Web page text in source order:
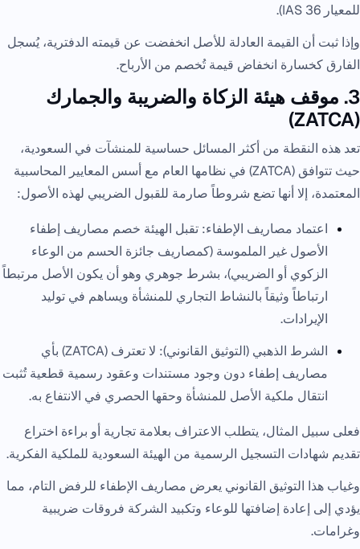
للمعيار IAS 36).
وإذا ثبت أن القيمة العادلة للأصل انخفضت عن قيمته الدفترية، يُسجل
الفارق كخسارة انخفاض قيمة تُخصم من الأرباح.
3. موقف هيئة الزكاة والضريبة والجمارك
(ZATCA)
تعد هذه النقطة من أكثر المسائل حساسية للمنشآت في السعودية،
حيث تتوافق (ZATCA) في نظامها العام مع أسس المعايير المحاسبية
المعتمدة، إلا أنها تضع شروطاً صارمة للقبول الضريبي لهذه الأصول:
اعتماد مصاريف الإطفاء: تقبل الهيئة خصم مصاريف إطفاء
الأصول غير الملموسة (كمصاريف جائزة الحسم من الوعاء
الزكوي أو الضريبي)، بشرط جوهري وهو أن يكون الأصل مرتبطاً
ارتباطاً وثيقاً بالنشاط التجاري للمنشأة ويساهم في توليد
الإيرادات.
الشرط الذهبي (التوثيق القانوني): لا تعترف (ZATCA) بأي
مصاريف إطفاء دون وجود مستندات وعقود رسمية قطعية تُثبت
انتقال ملكية الأصل للمنشأة وحقها الحصري في الانتفاع به.
فعلى سبيل المثال، يتطلب الاعتراف بعلامة تجارية أو براءة اختراع
تقديم شهادات التسجيل الرسمية من الهيئة السعودية للملكية الفكرية.
وغياب هذا التوثيق القانوني يعرض مصاريف الإطفاء للرفض التام، مما
يؤدي إلى إعادة إضافتها للوعاء وتكبيد الشركة فروقات ضريبية
وغرامات.